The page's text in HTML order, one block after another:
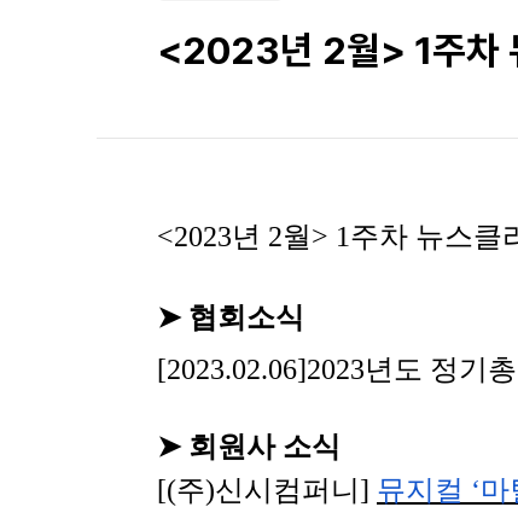
<2023년 2월> 1주차
<2023년 2월> 1주차 뉴스클
➤ 협회소식
[2023.02.06]2023년도 정기
➤ 회원사 소식
[(주)신시컴퍼니 ] 뮤지컬 ‘마